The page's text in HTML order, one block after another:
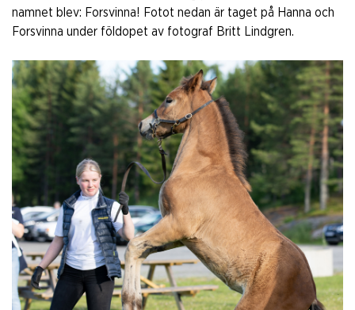
namnet blev: Forsvinna! Fotot nedan är taget på Hanna och
Forsvinna under földopet av fotograf Britt Lindgren.